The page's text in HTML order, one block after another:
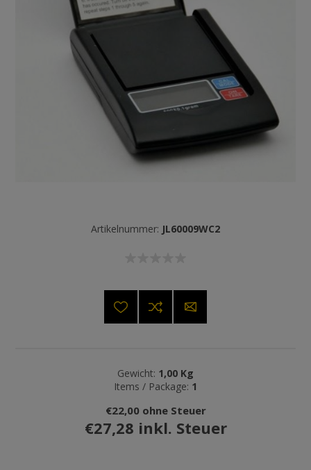
Artikelnummer: JL60009WC2
Gewicht: 1,00 Kg
Items / Package: 1
€22,00 ohne Steuer
€27,28 inkl. Steuer